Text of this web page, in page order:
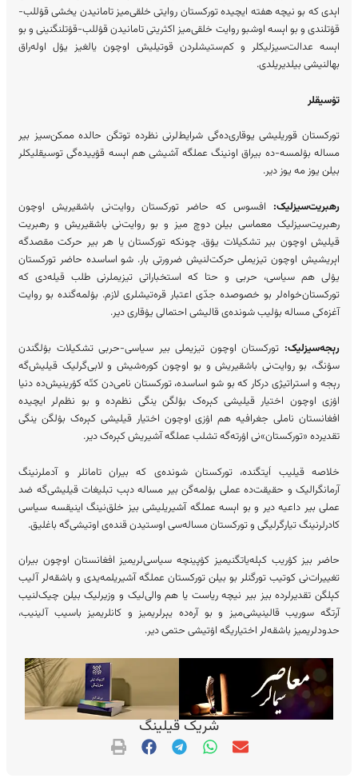
اېدی که بو نیچه هفته ایچیده تورکستان روایتی خلقی‌میز تامانیدن یخشی قۉللب-
قۉتلندی و بو اېسه اوشبو روایت خلقی‌میز اکثریتی تامانیدن قۉللب-قۉتلنگنینی و بو
اېسه عدالت‌سیزلیکلر و کم‌ستیشلردن قوتیلیش اوچون یالغیز یۉل اوله‌راق
بهالنیشی بیلدیریلدی.
تۉسیقلر
تورکستان قوریلیشی یوقاری‌ده‌گی شرایط‌لرنی نظرده توتگن حالده ممکن‌سیز بیر
مساله بۉلمسه-‌ده بیراق اونینگ عملگه آشیشی هم اېسه قۉییده‌گی توسیقلیکلر
بیلن یوز مه یوز دیر.
رهبریت‌سیزلیک: افسوس که حاضر تورکستان روایت‌نی باشقیریش اوچون
رهبریت‌سیزلیک معماسی بیلن دوچ میز و بو روایت‌نی باشقیریش و رهبریت
قیلیش اوچون بیر تشکیلات یۉق. چونکه تورکستان یا هر بیر حرکت مقصدگه
اېریشیش اوچون تیزیملی حرکت‌لنیش ضرورتی بار. شو اساسده حاضر تورکستان
یۉلی هم سیاسی، حربی و حتا که استخباراتی تیزیملرنی طلب قیله‌دی که
تورکستان‌خواه‌لر بو خصوصده جدّی اعتبار قره‌تیشلری لازم. بۉلمه‌گنده بو روایت
آغزه‌کی مساله بۉلیب شونده‌ی قالیشی احتمالی یۉقاری دیر.
رېجه‌سیزلیک: تورکستان اوچون تیزیملی بیر سیاسی-حربی تشکیلات بۉلگندن
سۉنگ، بو روایت‌نی باشقیریش و بو اوچون کوره‌شیش و لابی‌گرلیک قیلیش‌گه
رېجه و استراتیژی درکار که بو شو اساسده، تورکستان نامی‌دن کتّه کۉرینیش‌ده دنیا
اۉزی اوچون اختیار قیلیشی کېره‌ک بۉلگن ینگی نظم‌ده و بو نظم‌لر ایچیده
افغانستان ناملی جغرافیه هم اۉزی اوچون اختیار قیلیشی کېره‌ک بۉلگن ینگی
تقدیرده «تورکستان»نی اۉرته‌گه تشلب عملگه آشیریش کېره‌ک دیر.
خلاصه قیلیب اَیتگنده، تورکستان شونده‌ی که بیران تامانلر و آدملرنینگ
آرمانگرالیک و حقیقت‌ده عملی بۉلمه‌گن بیر مساله دېب تبلیغات قیلیشی‌گه ضد
عملی بیر داعیه دیر و بو اېسه عملگه آشیریلیشی بیز خلق‌نینگ اینیقسه سیاسی
کادرلرنینگ تیارگرلیگی و تورکستان مساله‌سی اوستیدن قنده‌ی اوتیشی‌گه باغلیق.
حاضر بیز کۉریب کېله‌یاتگنیمیز کۉپینچه سیاسی‌لریمیز افغانستان اوچون بیران
تغییرات‌نی کوتیب تورگنلر بو بیلن تورکستان عملگه آشیریلمه‌یدی و باشقه‌لر آلیب
کېلگن تقدیرلرده بیز بیر نیچه ریاست یا هم والی‌لیک و وزیرلیک بیلن چیک‌لنیب
آرتگه سوریب قالینیشی‌میز و بو آره‌ده یېرلریمیز و کانلریمیز باسیب آلینیب،
حدودلریمیز باشقه‌لر اختیاریگه اۉتیشی حتمی دیر.
شریک قیلینگ